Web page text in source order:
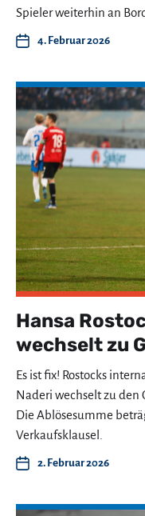
Spieler weiterhin an
4. Februar 2026
Hansa
wechselt zu
Es ist fix! Rostocks
Naderi wechselt zu den
Die Ablösesumme
Verkaufsklausel.
2. Februar 2026